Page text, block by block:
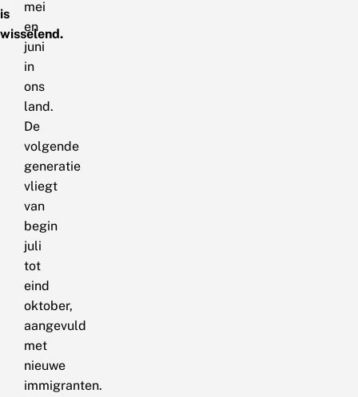
is
wisselend.
mei
en
juni
in
ons
land.
De
volgende
generatie
vliegt
van
begin
juli
tot
eind
oktober,
aangevuld
met
nieuwe
immigranten.